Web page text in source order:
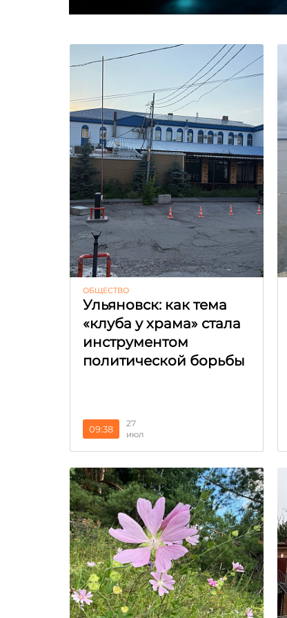
ОБЩЕСТВО
Ульяновск: как тема
«клуба у храма» стала
инструментом
политической борьбы
09:38
27
июл